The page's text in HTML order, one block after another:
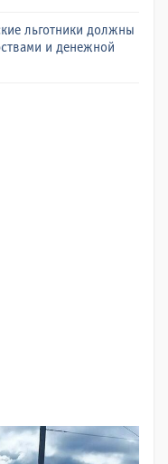
льготники должны
и денежной